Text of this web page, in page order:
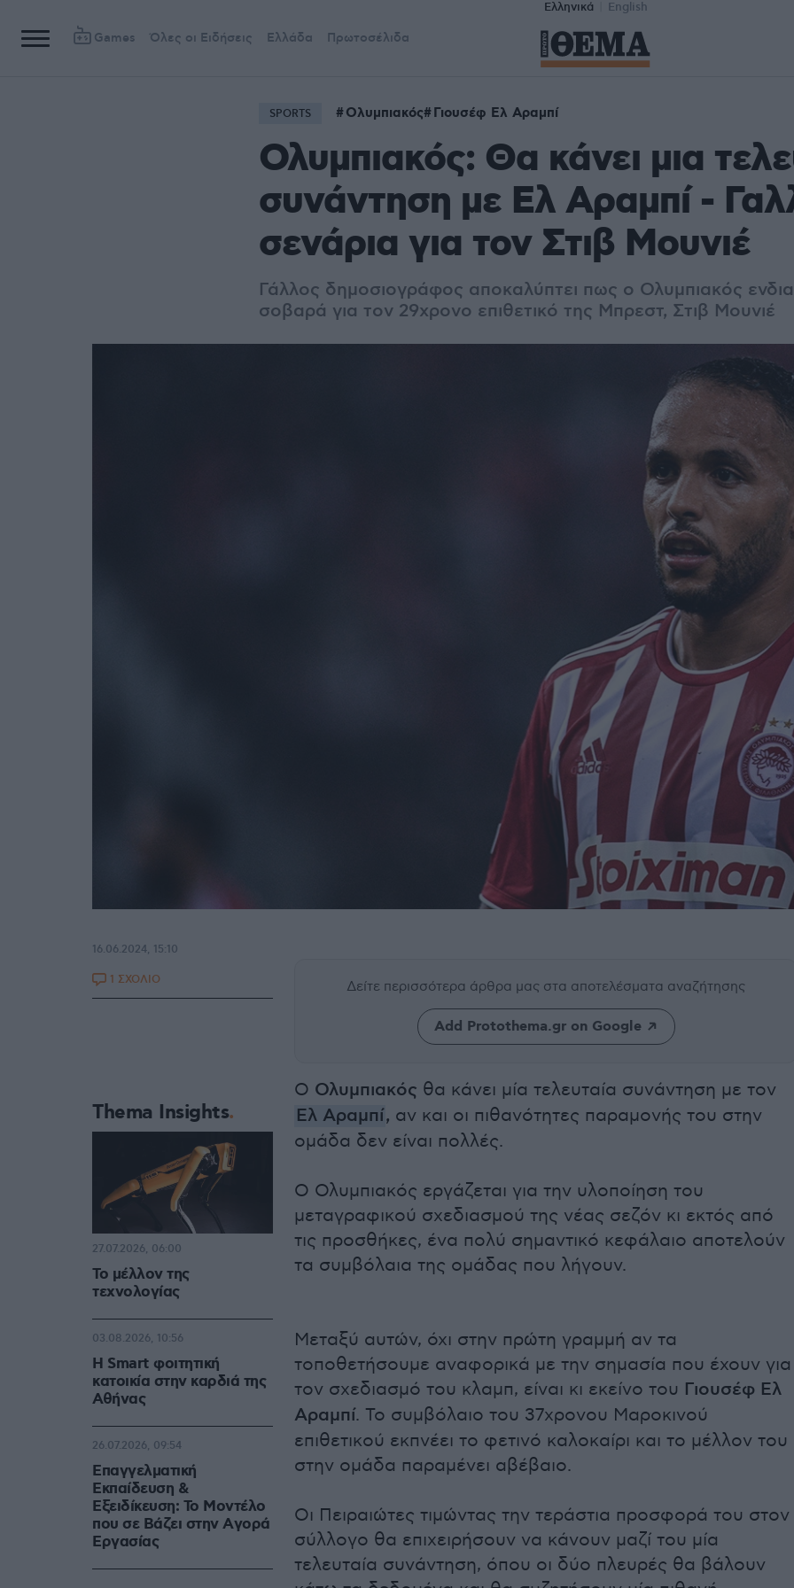
Ελληνικά English
Games Όλες οι Ειδήσεις Ελλάδα Πρωτοσέλιδα
SPORTS Ολυμπιακός Γιουσέφ Ελ Αραμπί
Ολυμπιακός: Θα κάνει μια
συνάντηση με Ελ Αραμπί -
σενάρια για τον Στιβ Μουνιέ
Γάλλος δημοσιογράφος αποκαλύπτει πως ο Ολυμπιακός
σοβαρά για τον 29χρονο επιθετικό της Μπρεστ, Στιβ Μουνιέ
Δείτε περισσότερα άρθρα μας στα αποτελέσματα αναζήτησης
Add Protothema.gr on Google
Ο Ολυμπιακός θα κάνει μία τελευταία συνάντηση με τον
Ελ Αραμπί, αν και οι πιθανότητες παραμονής του στην
ομάδα δεν είναι πολλές.
Ο Ολυμπιακός εργάζεται για την υλοποίηση του
μεταγραφικού σχεδιασμού της νέας σεζόν κι εκτός από
τις προσθήκες, ένα πολύ σημαντικό κεφάλαιο αποτελούν
τα συμβόλαια της ομάδας που λήγουν.
Μεταξύ αυτών, όχι στην πρώτη γραμμή αν τα
τοποθετήσουμε αναφορικά με την σημασία που έχουν για
τον σχεδιασμό του κλαμπ, είναι κι εκείνο του Γιουσέφ Ελ
Αραμπί. Το συμβόλαιο του 37χρονου Μαροκινού
επιθετικού εκπνέει το φετινό καλοκαίρι και το μέλλον του
στην ομάδα παραμένει αβέβαιο.
Οι Πειραιώτες τιμώντας την τεράστια προσφορά του στον
σύλλογο θα επιχειρήσουν να κάνουν μαζί του μία
τελευταία συνάντηση, όπου οι δύο πλευρές θα βάλουν
16.06.2024, 15:10
1 ΣΧΟΛΙΟ
Thema Insights
Το μέλλον της
τεχνολογίας
27.07.2026, 06:00
Η Smart φοιτητική
κατοικία στην καρδιά της
Αθήνας
03.08.2026, 10:56
Επαγγελματική
Εκπαίδευση &
Εξειδίκευση: Το Mοντέλο
που σε Bάζει στην Aγορά
Eργασίας
26.07.2026, 09:54